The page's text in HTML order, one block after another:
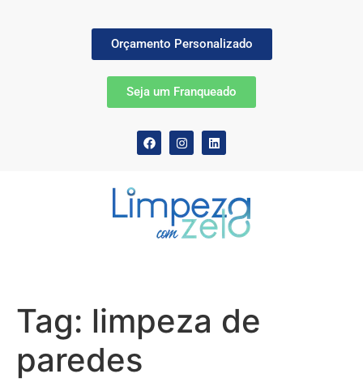
Orçamento Personalizado
Seja um Franqueado
Tag: limpeza de
paredes